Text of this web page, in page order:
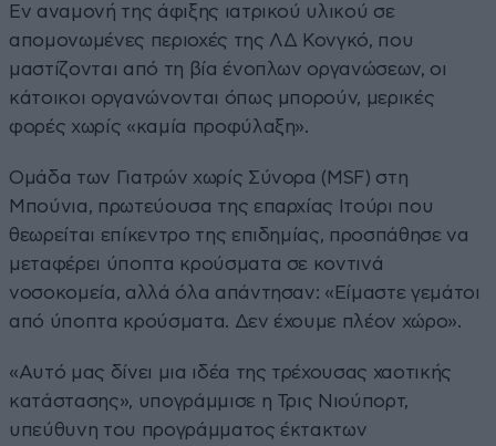
Εν αναμονή της άφιξης ιατρικού υλικού σε
απομονωμένες περιοχές της ΛΔ Κονγκό, που
μαστίζονται από τη βία ένοπλων οργανώσεων, οι
κάτοικοι οργανώνονται όπως μπορούν, μερικές
φορές χωρίς «καμία προφύλαξη».
Ομάδα των Γιατρών χωρίς Σύνορα (MSF) στη
Μπούνια, πρωτεύουσα της επαρχίας Ιτούρι που
θεωρείται επίκεντρο της επιδημίας, προσπάθησε να
μεταφέρει ύποπτα κρούσματα σε κοντινά
νοσοκομεία, αλλά όλα απάντησαν: «Είμαστε γεμάτοι
από ύποπτα κρούσματα. Δεν έχουμε πλέον χώρο».
«Αυτό μας δίνει μια ιδέα της τρέχουσας χαοτικής
κατάστασης», υπογράμμισε η Τρις Νιούπορτ,
υπεύθυνη του προγράμματος έκτακτων